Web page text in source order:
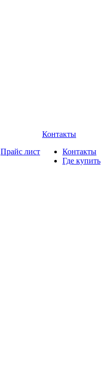
Прайс лист
Контакты
Контакты
Где купить